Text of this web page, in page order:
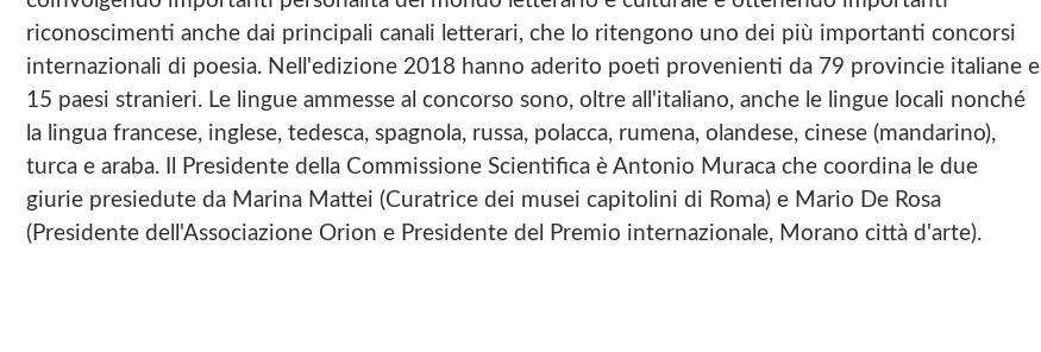
riconoscimenti anche dai principali canali letterari, che lo ritengono uno dei più importanti concorsi
internazionali di poesia. Nell'edizione 2018 hanno aderito poeti provenienti da 79 provincie italiane e
15 paesi stranieri. Le lingue ammesse al concorso sono, oltre all'italiano, anche le lingue locali nonché
la lingua francese, inglese, tedesca, spagnola, russa, polacca, rumena, olandese, cinese (mandarino),
turca e araba. Il Presidente della Commissione Scientifica è Antonio Muraca che coordina le due
giurie presiedute da Marina Mattei (Curatrice dei musei capitolini di Roma) e Mario De Rosa
(Presidente dell'Associazione Orion e Presidente del Premio internazionale, Morano città d'arte).